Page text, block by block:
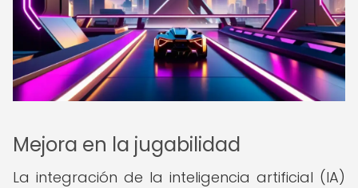
Mejora en la jugabilidad
La integración de la inteligencia artificial (IA)